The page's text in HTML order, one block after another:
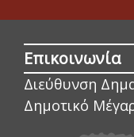
Επικοινωνία
Διεύθυνση
Δημοτικό